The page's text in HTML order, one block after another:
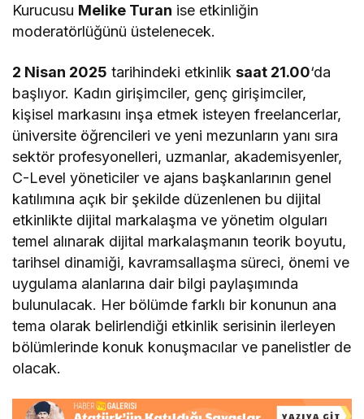
Kurucusu Melike Turan ise etkinliğin
moderatörlüğünü üstelenecek.
2 Nisan 2025 tarihindeki etkinliksaat 21.00‘da
başlıyor. Kadın girişimciler, genç girişimciler,
kişisel markasını inşa etmek isteyen freelancerlar,
üniversite öğrencileri ve yeni mezunların yanı sıra
sektör profesyonelleri, uzmanlar, akademisyenler,
C-Level yöneticiler ve ajans başkanlarının genel
katılımına açık bir şekilde düzenlenen bu dijital
etkinlikte dijital markalaşma ve yönetim olguları
temel alınarak dijital markalaşmanın teorik boyutu,
tarihsel dinamiği, kavramsallaşma süreci, önemi ve
uygulama alanlarına dair bilgi paylaşımında
bulunulacak. Her bölümde farklı bir konunun ana
tema olarak belirlendiği etkinlik serisinin ilerleyen
bölümlerinde konuk konuşmacılar ve panelistler de
olacak.